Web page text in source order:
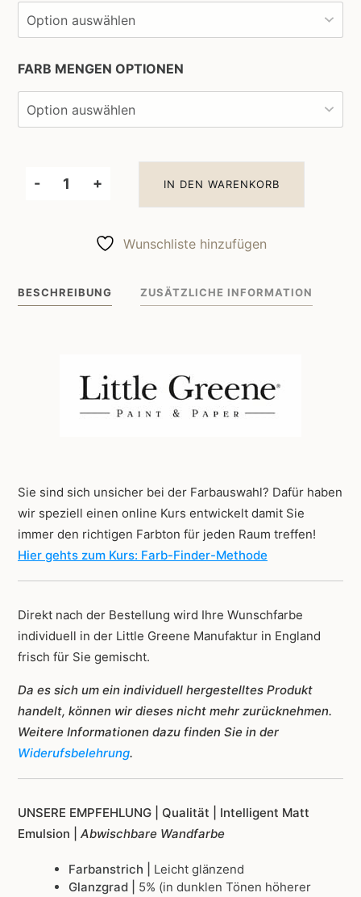
FARB MENGEN OPTIONEN
-
Little
Wandfarbe
Dark
+ IN DEN WARENKORB
Wunschliste hinzufügen
BESCHREIBUNG ZUSÄTZLICHE INFORMATION
Sie sind sich unsicher bei der Farbauswahl? Dafür haben
wir speziell einen online Kurs entwickelt damit Sie
immer den richtigen Farbton für jeden Raum treffen!
Hier gehts zum Kurs: Farb-Finder-Methode
Direkt nach der Bestellung wird Ihre Wunschfarbe
individuell in der Little Greene Manufaktur in England
frisch für Sie gemischt.
Da es sich um ein individuell hergestelltes Produkt
handelt, können wir dieses nicht mehr zurücknehmen.
Weitere Informationen dazu finden Sie in der
Widerufsbelehrung.
UNSERE EMPFEHLUNG | Qualität | Intelligent Matt
Emulsion | Abwischbare Wandfarbe
Farbanstrich | Leicht glänzend
Glanzgrad | 5% (in dunklen Tönen höherer